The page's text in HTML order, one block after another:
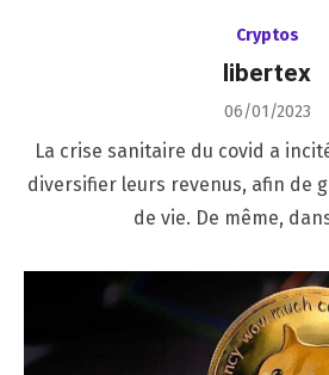
Cryptos
libertex
Posted
06/01/2023
La crise sanitaire du covid a
diversifier leurs revenus, afin de
de vie. De même,